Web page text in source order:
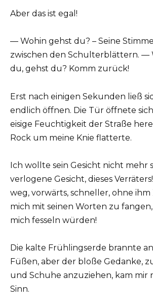
Aber das ist egal!
— Wohin gehst du? – Seine
zwischen den Schulterblättern. —
du, gehst du? Komm zurück!
Erst nach einigen Sekunden ließ
endlich öffnen. Die Tür öffnete
eisige Feuchtigkeit der Straße
Rock um meine Knie flatterte.
Ich wollte sein Gesicht nicht mehr
verlogene Gesicht, dieses
weg, vorwärts, schneller, ohne
mich mit seinen Worten zu fangen,
mich fesseln würden!
Die kalte Frühlingserde brannte
Füßen, aber der bloße Gedanke,
und Schuhe anzuziehen, kam mir
Sinn.